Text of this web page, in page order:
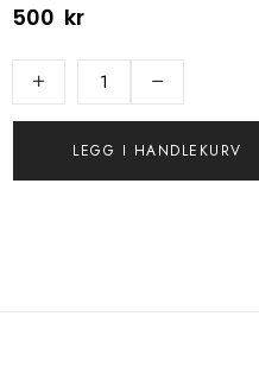
500 kr
LEGG I HANDLEKURV